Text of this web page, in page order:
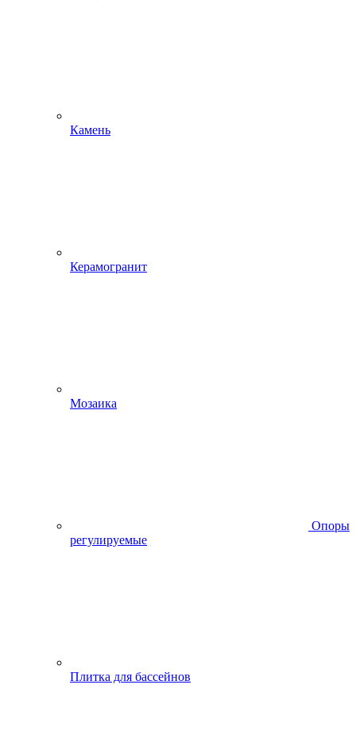
Камень
Керамогранит
Мозаика
Опоры
регулируемые
Плитка для бассейнов